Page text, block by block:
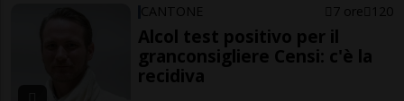
CANTONE 7 ore 120
Alcol test positivo per il
granconsigliere Censi: c'è la
recidiva